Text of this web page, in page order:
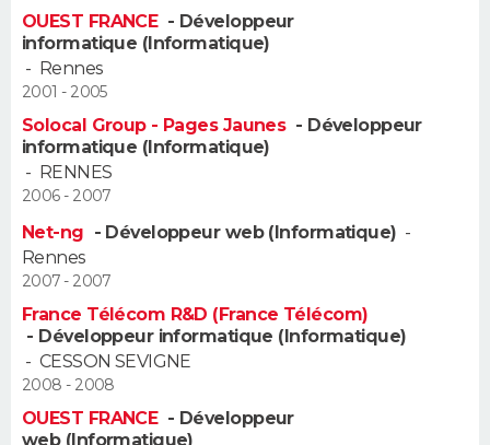
OUEST FRANCE - Développeur
informatique (Informatique)
- Rennes
2001 - 2005
Solocal Group - Pages Jaunes - Développeur
informatique (Informatique)
- RENNES
2006 - 2007
Net-ng - Développeur web (Informatique) -
Rennes
2007 - 2007
France Télécom R&D (France Télécom)
- Développeur informatique (Informatique)
- CESSON SEVIGNE
2008 - 2008
OUEST FRANCE - Développeur
web (Informatique)